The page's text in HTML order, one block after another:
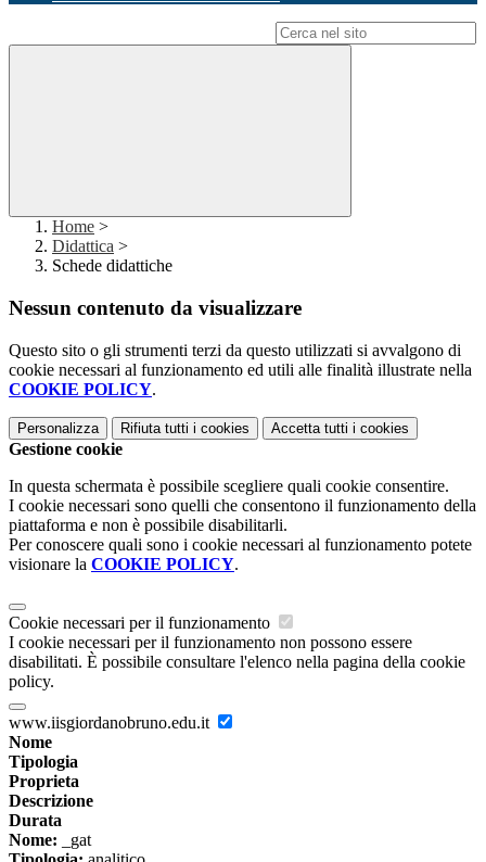
Home >
Didattica >
Schede didattiche
Nessun contenuto da visualizzare
Questo sito o gli strumenti terzi da questo utilizzati si avvalgono di
cookie necessari al funzionamento ed utili alle finalità illustrate nella
COOKIE POLICY.
Personalizza Rifiuta tutti i cookies Accetta tutti i cookies
Gestione cookie
In questa schermata è possibile scegliere quali cookie consentire.
I cookie necessari sono quelli che consentono il funzionamento della
piattaforma e non è possibile disabilitarli.
Per conoscere quali sono i cookie necessari al funzionamento potete
visionare la COOKIE POLICY.
Cookie necessari per il funzionamento
I cookie necessari per il funzionamento non possono essere
disabilitati. È possibile consultare l'elenco nella pagina della cookie
policy.
www.iisgiordanobruno.edu.it
Nome
Tipologia
Proprieta
Descrizione
Durata
Nome: _gat